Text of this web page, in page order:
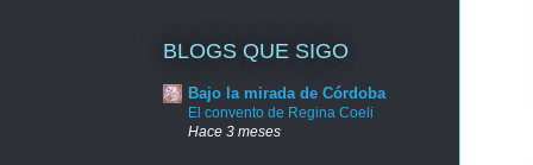
BLOGS QUE SIGO
Bajo la mirada de Córdoba
El convento de Regina Coeli
Hace 3 meses